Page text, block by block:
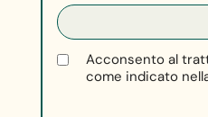
Acconsento al
come indicato